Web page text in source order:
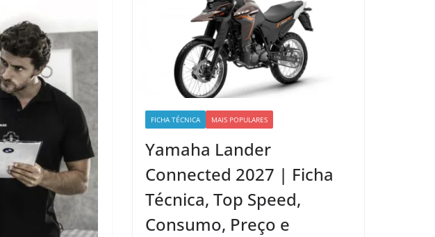
FICHA TÉCNICA MAIS POPULARES
Yamaha Lander
Connected 2027 | Ficha
Técnica, Top Speed,
Consumo, Preço e